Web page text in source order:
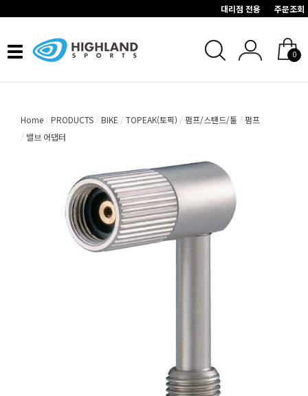
대리점 전용 주문조회
Toggle
navigation
0
Home PRODUCTS BIKE TOPEAK(토픽) 펌프/스탠드/툴
펌프
밸브 어댑터